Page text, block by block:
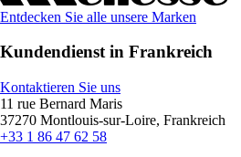
Entdecken Sie alle unsere Marken
Kundendienst in Frankreich
Kontaktieren Sie uns
11 rue Bernard Maris
37270 Montlouis-sur-Loire, Frankreich
+33 1 86 47 62 58